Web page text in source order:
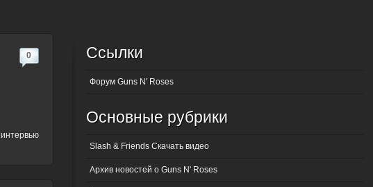
0
интервью
Ссылки
Форум Guns N' Roses
Основные рубрики
Slash & Friends Скачать видео
Архив новостей о Guns N' Roses